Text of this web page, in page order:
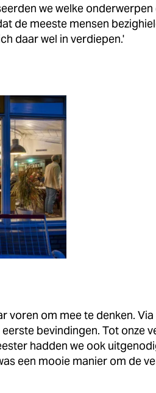
we welke
de meeste mensen
daar wel in verdiepen.'
voren om mee te denken.
bevindingen. Tot onze
hadden we ook
een mooie manier om de